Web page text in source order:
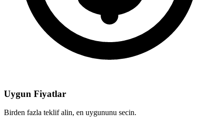
Uygun Fiyatlar
Birden fazla teklif alin, en uygununu secin.